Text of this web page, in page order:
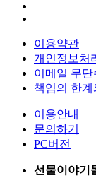
이용약관
개인정보처
이메일 무
책임의 한계
이용안내
문의하기
PC버전
선물이야기